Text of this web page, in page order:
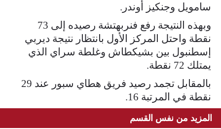
سامويل وجنكيز أوندر.
وبهذه النتيجة رفع فنربهتشة رصيده إلى 73
نقطة واحتل المركز الأول بانتظار نتيجة ديربي
إسطنبول بين بشيكطاش وغلطة سراي الذي
يمتلك 72 نقطة.
بالمقابل تجمد رصيد فريق هطاي سبور عند 29
نقطة في المرتبة 16.
المزيد من نفس القسم